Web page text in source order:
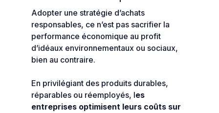
Adopter une stratégie d’achats
responsables, ce n’est pas sacrifier la
performance économique au profit
d’idéaux environnementaux ou sociaux,
bien au contraire.
En privilégiant des produits durables,
réparables ou réemployés, les
entreprises optimisent leurs coûts sur